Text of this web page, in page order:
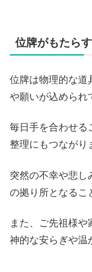
位牌がもたら
位牌は物理的な道
や願いが込められ
毎日手を合わせる
整理にもつながり
突然の不幸や悲し
の拠り所となるこ
また、ご先祖様
神的な安らぎや温